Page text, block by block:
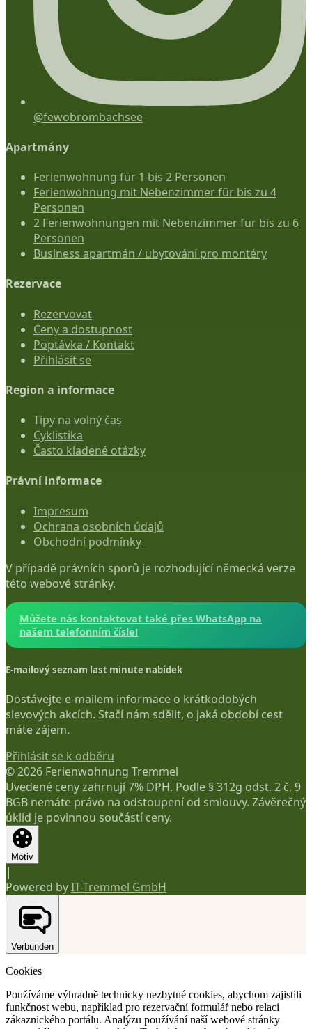
@fewobrombachsee
Apartmány
Ferienwohnung für 1 bis 2 Personen
Ferienwohnung mit Nebenzimmer für bis zu 4
Personen
2 Ferienwohnungen mit Nebenzimmer für bis zu 6
Personen
Business apartmán / ubytování pro montéry
Rezervace
Rezervovat
Ceny a dostupnost
Poptávka / Kontakt
Přihlásit se
Region a informace
Tipy na volný čas
Cyklistika
Často kladené otázky
Právní informace
Impresum
Ochrana osobních údajů
Obchodní podmínky
V případě právních sporů je rozhodující německá verze
této webové stránky.
Můžete nás kontaktovat také přes WhatsApp na
našem telefonním čísle!
E-mailový seznam last minute nabídek
Dostávejte e-mailem informace o krátkodobých
slevových akcích. Stačí nám sdělit, o jaká období cest
máte zájem.
Přihlásit se k odběru
© 2026 Ferienwohnung Tremmel
Uvedené ceny zahrnují 7% DPH. Podle § 312g odst. 2 č. 9
BGB nemáte právo na odstoupení od smlouvy. Závěrečný
úklid je povinnou součástí ceny.
Motiv
|
Powered byIT-Tremmel GmbH
Verbunden
Cookies
Používáme výhradně technicky nezbytné cookies, abychom zajistili
funkčnost webu, například pro rezervační formulář nebo relaci
zákaznického portálu. Analýzu používání naší webové stránky